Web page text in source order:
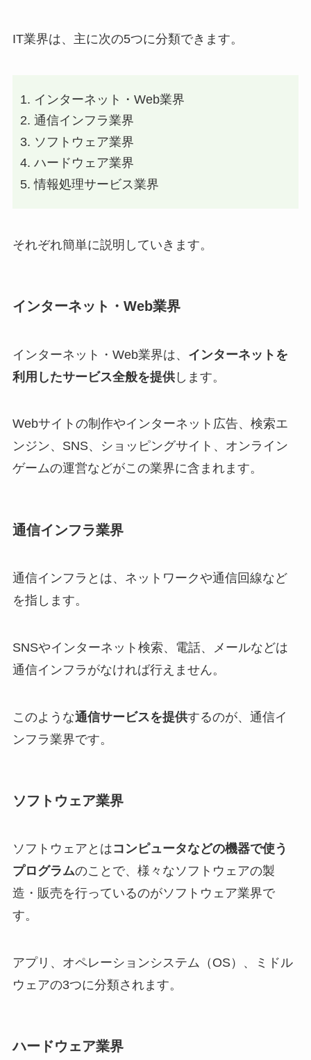
IT業界は、主に次の5つに分類できます。
インターネット・Web業界
通信インフラ業界
ソフトウェア業界
ハードウェア業界
情報処理サービス業界
それぞれ簡単に説明していきます。
インターネット・Web業界
インターネット・Web業界は、 インターネットを
利用したサービス全般を提供します。
Webサイトの制作やインターネット広告、検索エ
ンジン、SNS、ショッピングサイト、オンライン
ゲームの運営などがこの業界に含まれます。
通信インフラ業界
通信インフラとは、ネットワークや通信回線など
を指します。
SNSやインターネット検索、電話、メールなどは
通信インフラがなければ行えません。
このような通信サービスを提供するのが、通信イ
ンフラ業界です。
ソフトウェア業界
ソフトウェアとはコンピュータなどの機器で使う
プログラムのことで、様々なソフトウェアの製
造・販売を行っているのがソフトウェア業界で
す。
アプリ、オペレーションシステム（OS）、ミドル
ウェアの3つに分類されます。
ハードウェア業界